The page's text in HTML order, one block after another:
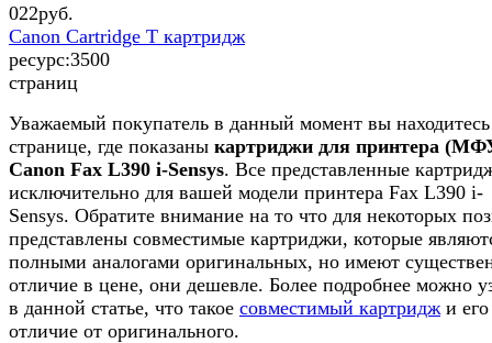
022руб.
Canon Cartridge T картридж
ресурс:3500
страниц
Уважаемый покупатель в данный момент вы
странице, где показаны картриджи для принтера
Canon Fax L390 i-Sensys. Все представленные
исключительно для вашей модели принтера Fax L390 i-
Sensys. Обратите внимание на то что для некоторых
представлены совместимые картриджи, которые
полными аналогами оригинальных, но имеют
отличие в цене, они дешевле. Более подробнее можно
в данной статье, что такое совместимый картридж и его
отличие от оригинального.